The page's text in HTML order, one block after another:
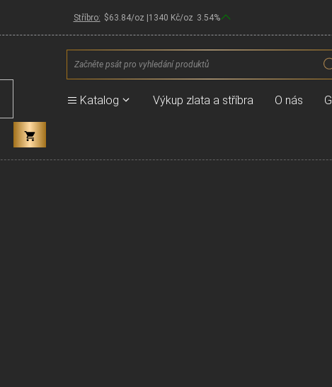
Stříbro: $63.84/oz |1340 Kč/oz 3.54%
Products
search
Katalog Výkup zlata a stříbra O nás